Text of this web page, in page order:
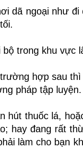
dã ngoại như
trong khu vực
hợp sau
pháp tập luyện.
hút thuốc lá,
hay đang rất
làm cho bạn